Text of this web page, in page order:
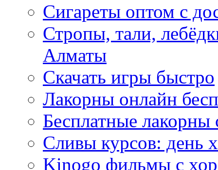
Сигареты оптом с
Стропы, тали,
Алматы
Скачать игры быстро
Лакорны онлайн
Бесплатные лакорны
Сливы курсов: день
Kinogo фильмы с